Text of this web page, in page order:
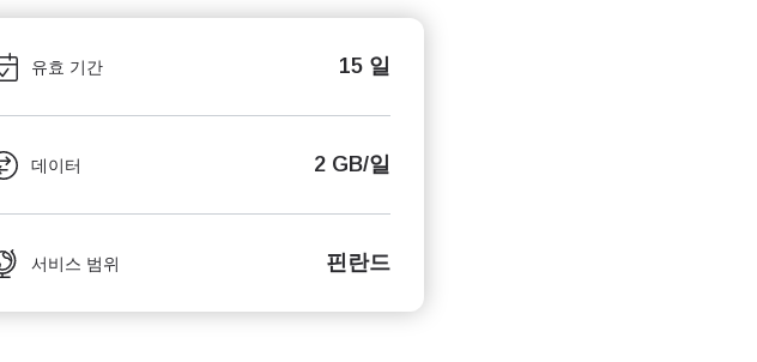
유효 기간 15 일
데이터 2 GB/일
서비스 범위 핀란드